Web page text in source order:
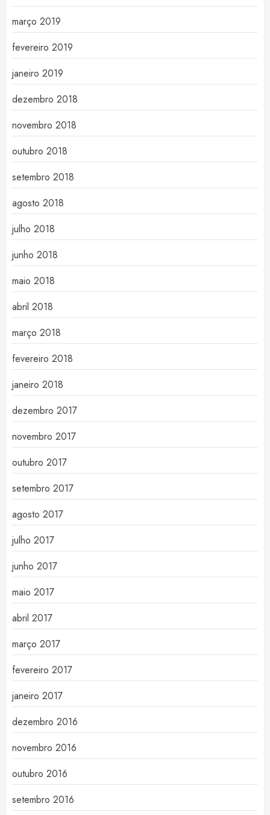
março 2019
fevereiro 2019
janeiro 2019
dezembro 2018
novembro 2018
outubro 2018
setembro 2018
agosto 2018
julho 2018
junho 2018
maio 2018
abril 2018
março 2018
fevereiro 2018
janeiro 2018
dezembro 2017
novembro 2017
outubro 2017
setembro 2017
agosto 2017
julho 2017
junho 2017
maio 2017
abril 2017
março 2017
fevereiro 2017
janeiro 2017
dezembro 2016
novembro 2016
outubro 2016
setembro 2016